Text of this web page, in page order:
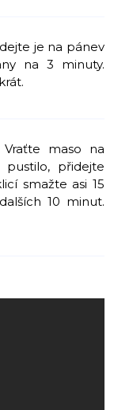
je na pánev
na 3 minuty.
maso na
přidejte
smažte asi 15
10 minut.